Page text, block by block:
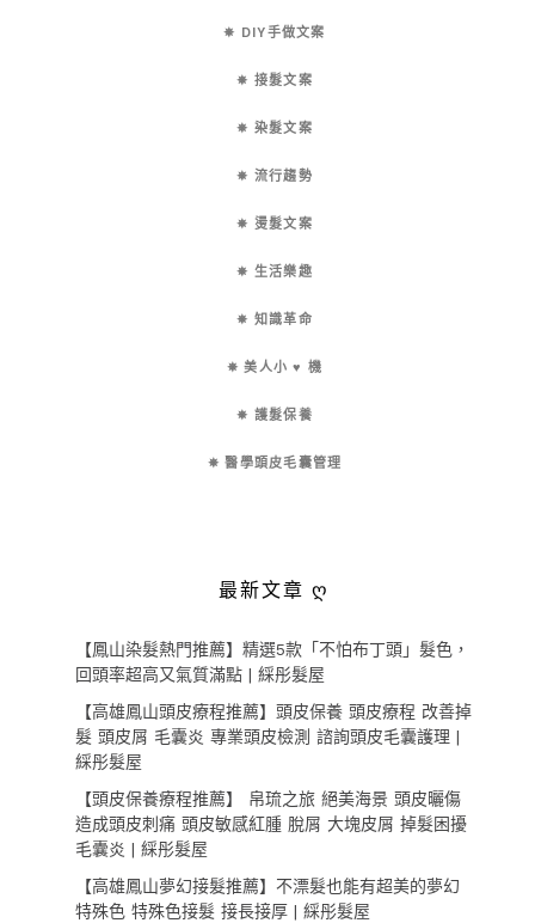
✵ DIY手做文案
✵ 接髮文案
✵ 染髮文案
✵ 流行趨勢
✵ 燙髮文案
✵ 生活樂趣
✵ 知識革命
✵ 美人小 ♥ 機
✵ 護髮保養
✵ 醫學頭皮毛囊管理
最新文章 ღ
【鳳山染髮熱門推薦】精選5款「不怕布丁頭」髮色，
回頭率超高又氣質滿點 | 綵彤髮屋
【高雄鳳山頭皮療程推薦】頭皮保養 頭皮療程 改善掉
髮 頭皮屑 毛囊炎 專業頭皮檢測 諮詢頭皮毛囊護理 |
綵彤髮屋
【頭皮保養療程推薦】 帛琉之旅 絕美海景 頭皮曬傷
造成頭皮刺痛 頭皮敏感紅腫 脫屑 大塊皮屑 掉髮困擾
毛囊炎 | 綵彤髮屋
【高雄鳳山夢幻接髮推薦】不漂髮也能有超美的夢幻
特殊色 特殊色接髮 接長接厚 | 綵彤髮屋